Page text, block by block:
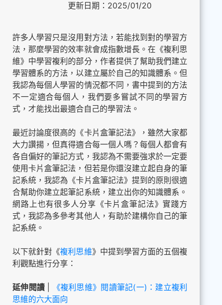
更新日期：2025/01/20
許多人學習只是沒用對方法，若能找到對的學習方
法，那麼學習的效率就會成指數增長。在《複利思
維》中學習複利的部分，作者提供了幫助我們建立
學習體系的方法，以建立屬於自己的知識體系。但
我認為每個人學習的情況都不同，書中提到的方法
不一定適合每個人，我們要多嘗試不同的學習方
式，才能找出最適合自己的學習法。
最近討論度很高的《卡片盒筆記法》，雖然大家都
大力讚揚，但真得適合每一個人嗎？每個人都會有
各自偏好的筆記方式，我認為不需要強求於一定要
使用卡片盒筆記法，但若是你還沒建立起自身的筆
記系統，我認為《卡片盒筆記法》提到的原則很適
合幫助你建立起筆記系統，建立出你的知識體系。
網路上也有很多人分享《卡片盒筆記法》實踐方
式，我認為多參考其他人，有助於建構你自己的筆
記系統。
以下就針對《複利思維》中提到學習方面的五個複
利觀點進行分享：
延伸閱讀
《複利思維》閱讀筆記(一)：建立複利
思維的六大面向